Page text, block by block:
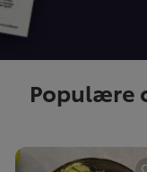
Populære